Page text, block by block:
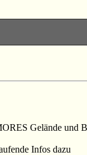
Gelände und
Infos dazu